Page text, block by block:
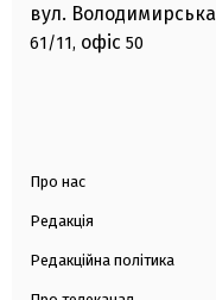
вул. Володимирська
61/11, офіс 50
Про нас
Редакція
Редакційна політика